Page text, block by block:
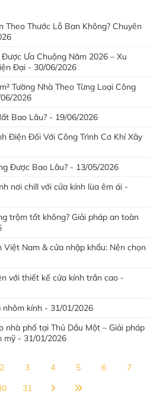
Theo Thước Lỗ Ban Không? Chuyên
Ưa Chuộng Năm 2026 – Xu
Đại - 30/06/2026
Tường Nhà Theo Từng Loại Công
2026
Bao Lâu? - 19/06/2026
Điện Đối Với Công Trình Cơ Khí Xây
Được Bao Lâu? - 13/05/2026
nơi chill với cửa kính lùa êm ái -
trộm tốt không? Giải pháp an toàn
Việt Nam & cửa nhập khẩu: Nên chọn
với thiết kế cửa kính trần cao -
nhôm kính - 31/01/2026
nhà phố tại Thủ Dầu Một – Giải pháp
mỹ - 31/01/2026
2 3 4 5 6
7
31